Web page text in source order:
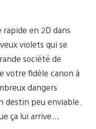
en 2D dans
violets qui se
société de
votre fidèle canon à
dangers
destin peu enviable.
ça lui arrive…